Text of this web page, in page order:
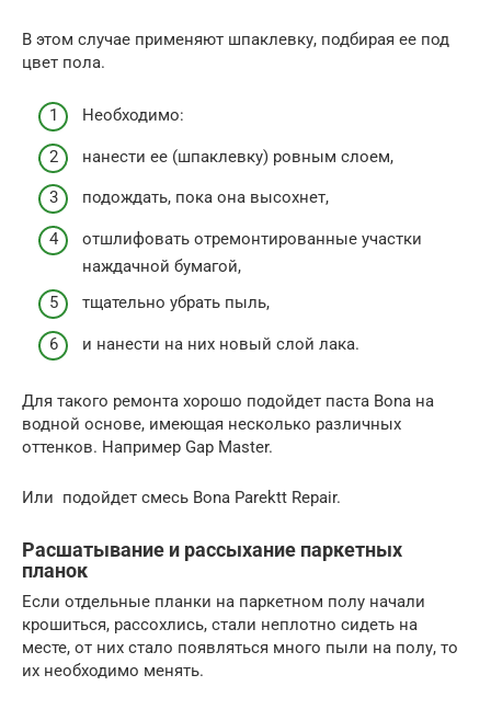
В этом случае применяют шпаклевку, подбирая ее под
цвет пола.
Необходимо:
нанести ее (шпаклевку) ровным слоем,
подождать, пока она высохнет,
отшлифовать отремонтированные участки
наждачной бумагой,
тщательно убрать пыль,
и нанести на них новый слой лака.
Для такого ремонта хорошо подойдет паста Bona на
водной основе, имеющая несколько различных
оттенков. Например Gap Master.
Или подойдет смесь Bona Parektt Repair.
Расшатывание и рассыхание паркетных
планок
Если отдельные планки на паркетном полу начали
крошиться, рассохлись, стали неплотно сидеть на
месте, от них стало появляться много пыли на полу, то
их необходимо менять.